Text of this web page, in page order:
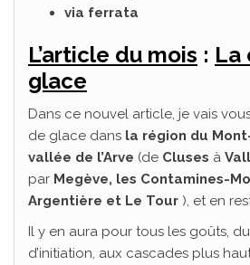
via ferrata
L’article du mois : La
glace
Dans ce nouvel article, je vais
de glace dans la région du
vallée de l’Arve (de Cluses à
par Megève, les Contamines-
Argentière et Le Tour ), et en
Il y en aura pour tous les goûts,
d’initiation, aux cascades plus